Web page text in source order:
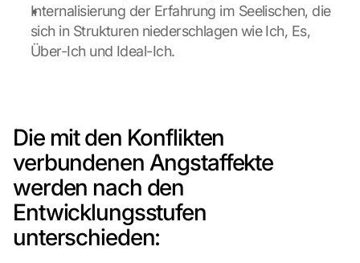
Internalisierung der Erfahrung im Seelischen, die
sich in Strukturen niederschlagen wie Ich, Es,
Über-Ich und Ideal-Ich.
Die mit den Konflikten
verbundenen Angstaffekte
werden nach den
Entwicklungsstufen
unterschieden: